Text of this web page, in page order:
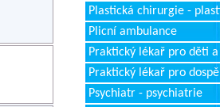
Plastická chirurgie -
Plicní ambulance
Praktický lékař pro děti
Praktický lékař pro
Psychiatr - psychiatrie